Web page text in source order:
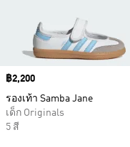
Price
฿2,200
รองเท้า Samba Jane
เด็ก Originals
5 สี